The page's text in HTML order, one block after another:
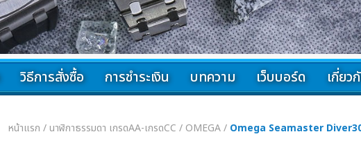
วิธีการสั่งซื้อ การชำระเงิน บทความ เว็บบอร์ด เกี่ยว
หน้าแรก / นาฬิกาธรรมดา เกรดAA-เกรดCC / OMEGA/ Omega Seamaster